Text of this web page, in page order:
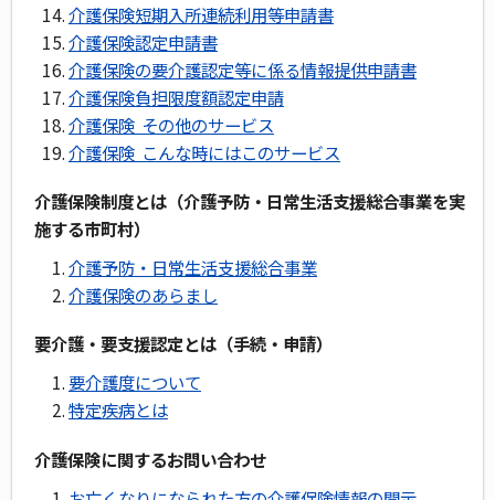
介護保険短期入所連続利用等申請書
介護保険認定申請書
介護保険の要介護認定等に係る情報提供申請書
介護保険負担限度額認定申請
介護保険 その他のサービス
介護保険 こんな時にはこのサービス
介護保険制度とは（介護予防・日常生活支援総合事業を実
施する市町村）
介護予防・日常生活支援総合事業
介護保険のあらまし
要介護・要支援認定とは（手続・申請）
要介護度について
特定疾病とは
介護保険に関するお問い合わせ